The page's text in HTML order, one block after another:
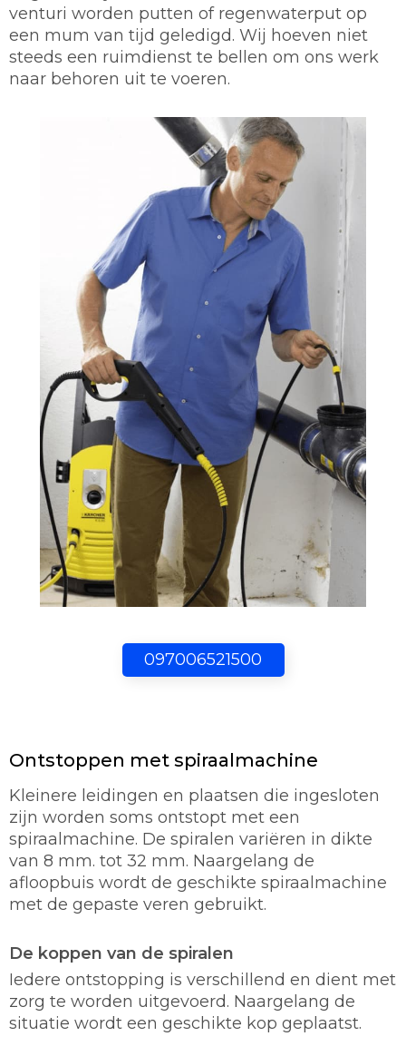
097006521500
venturi worden putten of regenwaterput op
een mum van tijd geledigd. Wij hoeven niet
steeds een ruimdienst te bellen om ons werk
naar behoren uit te voeren.
Ontstoppen met spiraalmachine
Kleinere leidingen en plaatsen die ingesloten
zijn worden soms ontstopt met een
spiraalmachine. De spiralen variëren in dikte
van 8 mm. tot 32 mm. Naargelang de
afloopbuis wordt de geschikte spiraalmachine
met de gepaste veren gebruikt.
De koppen van de spiralen
Iedere ontstopping is verschillend en dient met
zorg te worden uitgevoerd. Naargelang de
situatie wordt een geschikte kop geplaatst.